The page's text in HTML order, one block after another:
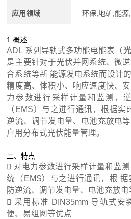
应用领域 环保,地矿,能
1 概述
ADL 系列导轨式多功能电能表（
是主要针对于光伏并网系统、微
合系统等新 能源发电系统而设计
精度高、体积小、响应速度快、
力参数进行采样计量和监测，
（EMS）与之进行通讯，根据
逆流、调节发电量、电池充放电
户用分布式光伏能量管理。
二、特点
 对电力参数进行采样计量和监
统（EMS）与之进行通讯，根
防逆流、调节发电量、电池充放电
 采用标准 DIN35mm 导轨式安
便、易组网等优点